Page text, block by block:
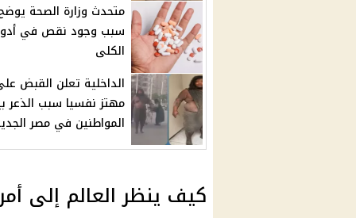
متحدث وزارة الصحة
سبب وجود نقص في
الكلى
الداخلية تعلن القبض
مهتز نفسيا سبب الذعر
المواطنين في مصر
كيف ينظر العالم إلى